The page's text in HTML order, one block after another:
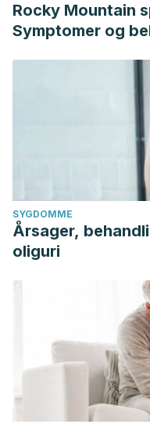
Rocky Mountain
Symptomer og
SYGDOMME
Årsager,
oliguri